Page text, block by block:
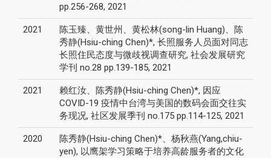
pp.256-268, 2021
2021
陈玉臻、黄世州、黄松林(song-lin Huang)、陈
秀静(Hsiu-ching Chen)*, 长照服务人员面对同志
长照住民态度与微歧视调查研究, 社会发展研究
学刊 no.28 pp.139-185, 2021
2021
赖红汝、陈秀静(Hsiu-ching Chen)*, 因应
COVID-19 疫情中台湾与美国的数码会面交往实
务现况, 社区发展季刊 no.175 pp.114-125, 2021
2020
陈秀静(Hsiu-ching Chen)*、杨秋燕(Yang,chiu-
yen), 以鹰架学习策略于培养高龄服务者的文化